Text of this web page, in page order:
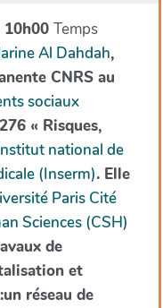
10h00 Temps
Al Dahdah,
CNRS au
sociaux
« Risques,
national de
(Inserm). Elle
Paris Cité
Sciences (CSH)
de
et
réseau de